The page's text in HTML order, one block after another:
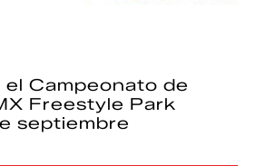
Campeonato de
Freestyle Park
septiembre